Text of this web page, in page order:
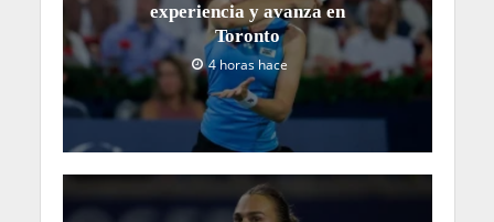
experiencia y avanza en
Toronto
4 horas hace